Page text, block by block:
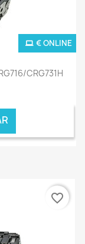
CRG731H
€ ONLINE
favorite_border